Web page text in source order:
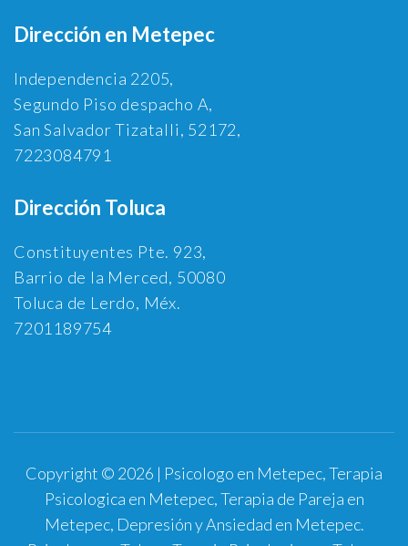
Dirección en Metepec
Independencia 2205,
Segundo Piso despacho A,
San Salvador Tizatalli, 52172,
7223084791
Dirección Toluca
Constituyentes Pte. 923,
Barrio de la Merced, 50080
Toluca de Lerdo, Méx.
7201189754
Copyright © 2026 | Psicologo en Metepec, Terapia
Psicologica en Metepec, Terapia de Pareja en
Metepec, Depresión y Ansiedad en Metepec.